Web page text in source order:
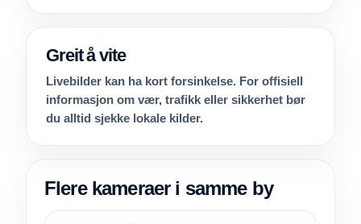
Greit å vite
Livebilder kan ha kort forsinkelse. For offisiell
informasjon om vær, trafikk eller sikkerhet bør
du alltid sjekke lokale kilder.
Flere kameraer i samme by